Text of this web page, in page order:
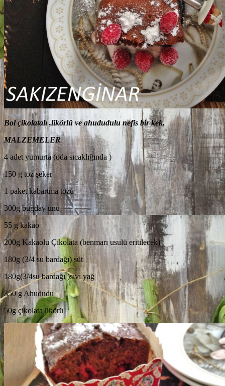
Bol çikolatalı ,likörlü ve ahududulu nefis bir kek.
MALZEMELER
4 adet yumurta (oda sıcaklığında )
150 g toz şeker
1 paket kabartma tozu
300g buğday unu
55 g kakao
200g Kakaolu Çikolata (benmarı usulü eritilecek)
180g (3/4 su bardağı) süt
180g(3/4su bardağı )sıvı yağ
350 g Ahududu
50g çikolata likörü